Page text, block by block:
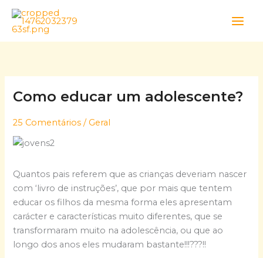
Skip
content
Como educar um adolescente?
25 Comentários / Geral
Quantos pais referem que as crianças deveriam nascer
com ‘livro de instruções’, que por mais que tentem
educar os filhos da mesma forma eles apresentam
carácter e características muito diferentes, que se
transformaram muito na adolescência, ou que ao
longo dos anos eles mudaram bastante!!!???!!